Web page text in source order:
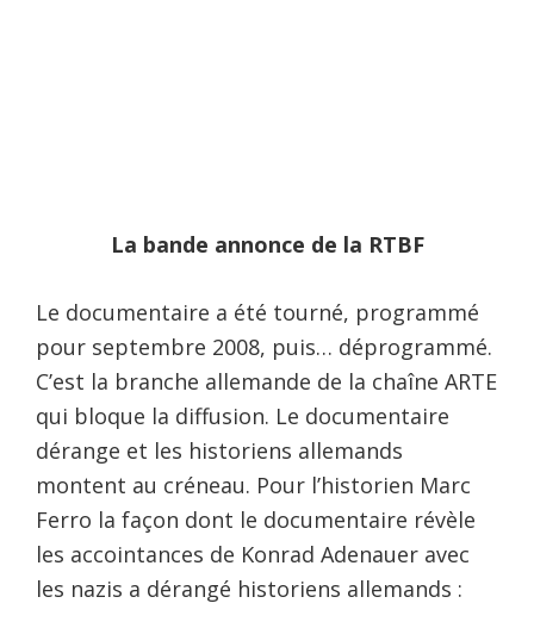
La bande annonce de la RTBF
Le documentaire a été tourné, programmé
pour septembre 2008, puis… déprogrammé.
C’est la branche allemande de la chaîne ARTE
qui bloque la diffusion. Le documentaire
dérange et les historiens allemands
montent au créneau. Pour l’historien Marc
Ferro la façon dont le documentaire révèle
les accointances de Konrad Adenauer avec
les nazis a dérangé historiens allemands :